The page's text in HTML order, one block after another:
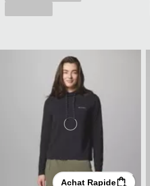
Achat Rapide